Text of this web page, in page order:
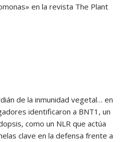
en la revista The Plant
de la inmunidad vegetal… en
identificaron a BNT1, un
como un NLR que actúa
clave en la defensa frente a